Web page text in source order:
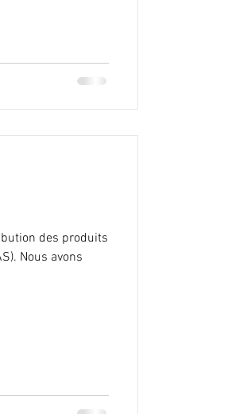
des produits
Nous avons